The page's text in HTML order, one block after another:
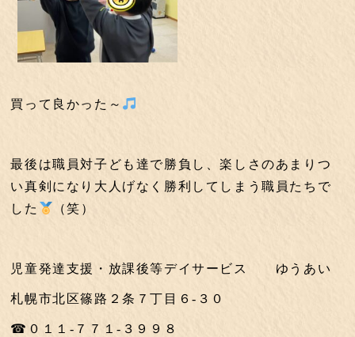
買って良かった～
最後は職員対子ども達で勝負し、楽しさのあまりつ
い真剣になり大人げなく勝利してしまう職員たちで
した
（笑）
児童発達支援・放課後等デイサービス ゆうあい
札幌市北区篠路２条７丁目６-３０
☎０１１-７７１-３９９８